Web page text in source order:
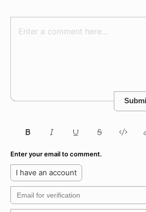
Enter your email to comment.
I have an account